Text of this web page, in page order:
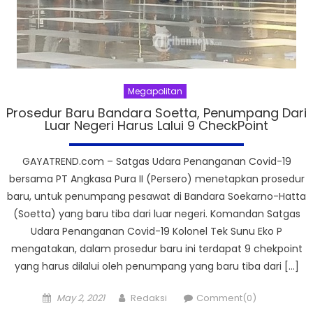
Megapolitan
Prosedur Baru Bandara Soetta, Penumpang Dari
Luar Negeri Harus Lalui 9 CheckPoint
GAYATREND.com – Satgas Udara Penanganan Covid-19
bersama PT Angkasa Pura II (Persero) menetapkan prosedur
baru, untuk penumpang pesawat di Bandara Soekarno-Hatta
(Soetta) yang baru tiba dari luar negeri. Komandan Satgas
Udara Penanganan Covid-19 Kolonel Tek Sunu Eko P
mengatakan, dalam prosedur baru ini terdapat 9 chekpoint
yang harus dilalui oleh penumpang yang baru tiba dari […]
Posted
May 2, 2021 Author
Redaksi Comment(0)